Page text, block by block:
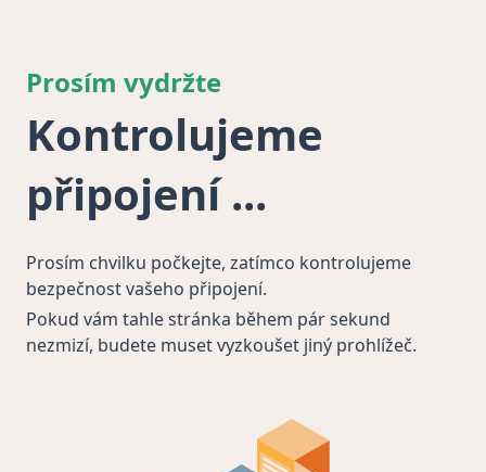
Prosím vydržte
Kontrolujeme
připojení
Prosím chvilku počkejte, zatímco kontrolujeme
bezpečnost vašeho připojení.
Pokud vám tahle stránka během pár sekund
nezmizí, budete muset vyzkoušet jiný prohlížeč.